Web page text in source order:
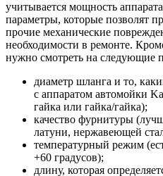
учитывается мощность
параметры, которые позволят
прочие механические
необходимости в ремонте.
нужно смотреть на следующие
диаметр шланга и то,
с аппаратом автомойки
гайка или гайка/гайка);
качество фурнитуры
латуни, нержавеющей
температурный режим
+60 градусов);
длину, которая